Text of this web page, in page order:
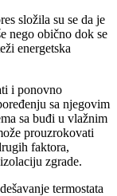
složila su se da je
nego obično dok se
energetska
i ponovno
sa njegovim
sa buđi u vlažnim
prouzrokovati
faktora,
zgrade.
termostata